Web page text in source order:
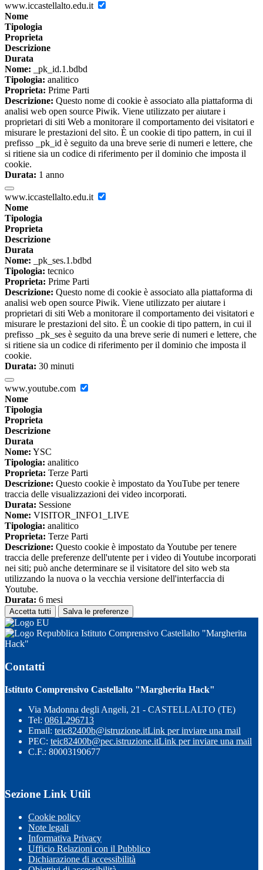
www.iccastellalto.edu.it
Nome
Tipologia
Proprieta
Descrizione
Durata
Nome: _pk_id.1.bdbd
Tipologia: analitico
Proprieta: Prime Parti
Descrizione: Questo nome di cookie è associato alla piattaforma di
analisi web open source Piwik. Viene utilizzato per aiutare i
proprietari di siti Web a monitorare il comportamento dei visitatori e
misurare le prestazioni del sito. È un cookie di tipo pattern, in cui il
prefisso _pk_id è seguito da una breve serie di numeri e lettere, che
si ritiene sia un codice di riferimento per il dominio che imposta il
cookie.
Durata: 1 anno
www.iccastellalto.edu.it
Nome
Tipologia
Proprieta
Descrizione
Durata
Nome: _pk_ses.1.bdbd
Tipologia: tecnico
Proprieta: Prime Parti
Descrizione: Questo nome di cookie è associato alla piattaforma di
analisi web open source Piwik. Viene utilizzato per aiutare i
proprietari di siti Web a monitorare il comportamento dei visitatori e
misurare le prestazioni del sito. È un cookie di tipo pattern, in cui il
prefisso _pk_ses è seguito da una breve serie di numeri e lettere, che
si ritiene sia un codice di riferimento per il dominio che imposta il
cookie.
Durata: 30 minuti
www.youtube.com
Nome
Tipologia
Proprieta
Descrizione
Durata
Nome: YSC
Tipologia: analitico
Proprieta: Terze Parti
Descrizione: Questo cookie è impostato da YouTube per tenere
traccia delle visualizzazioni dei video incorporati.
Durata: Sessione
Nome: VISITOR_INFO1_LIVE
Tipologia: analitico
Proprieta: Terze Parti
Descrizione: Questo cookie è impostato da Youtube per tenere
traccia delle preferenze dell'utente per i video di Youtube incorporati
nei siti; può anche determinare se il visitatore del sito web sta
utilizzando la nuova o la vecchia versione dell'interfaccia di
Youtube.
Durata: 6 mesi
Accetta tutti Salva le preferenze
Istituto Comprensivo Castellalto "Margherita
Hack"
Contatti
Istituto Comprensivo Castellalto "Margherita Hack"
Via Madonna degli Angeli, 21 - CASTELLALTO (TE)
Tel: 0861.296713
Email: teic82400b@istruzione.itLink per inviare una mail
PEC: teic82400b@pec.istruzione.itLink per inviare una mail
C.F.: 80003190677
Sezione Link Utili
Cookie policy
Note legali
Informativa Privacy
Ufficio Relazioni con il Pubblico
Dichiarazione di accessibilità